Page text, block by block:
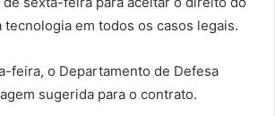
em todos os casos legais.
feira, o Departamento de Defesa
sugerida para o contrato.